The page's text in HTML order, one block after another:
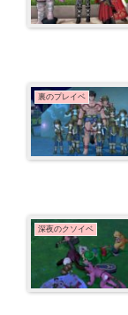
裏のプレイベ
深夜のクソイベ